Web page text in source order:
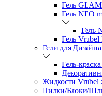
Гель
Гель NEO
Гель
Гель Vrubel
Гели для Дизайна
Гель-
Жидкости Vrubel
Пилки/Блоки/